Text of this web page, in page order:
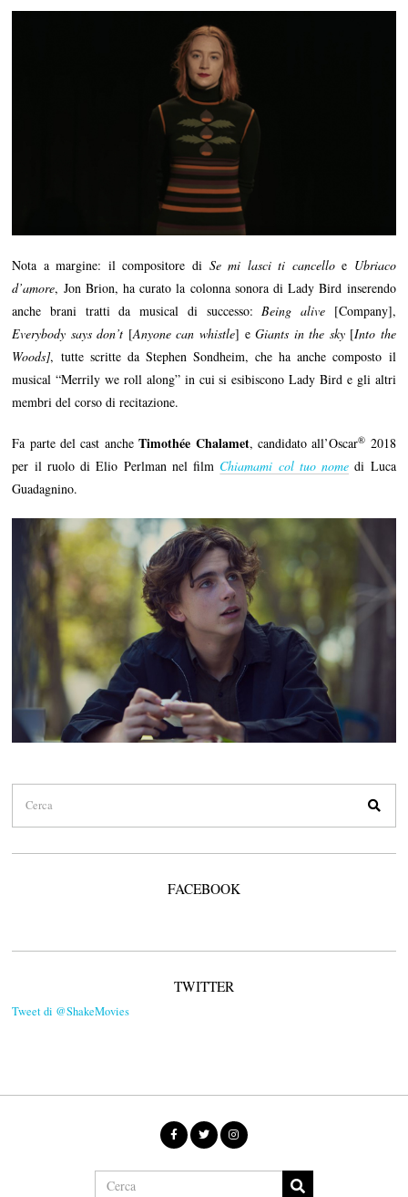
Nota a margine: il compositore di Se mi lasci ti cancelloe Ubriaco
d’amore, Jon Brion, ha curato la colonna sonora di Lady Bird inserendo
anche brani tratti da musical di successo:Being alive[Company],
Everybody says don’t [Anyone can whistle] eGiants in the sky[Into the
Woods], tutte scritte da Stephen Sondheim, che ha anche composto il
musical “Merrily we roll along” in cui si esibiscono Lady Bird e gli altri
membri del corso di recitazione.
Fa parte del cast ancheTimothée Chalamet, candidato all’Oscar® 2018
per il ruolo di Elio Perlman nel film Chiamami col tuo nome di Luca
Guadagnino.
FACEBOOK
TWITTER
Tweet di @ShakeMovies